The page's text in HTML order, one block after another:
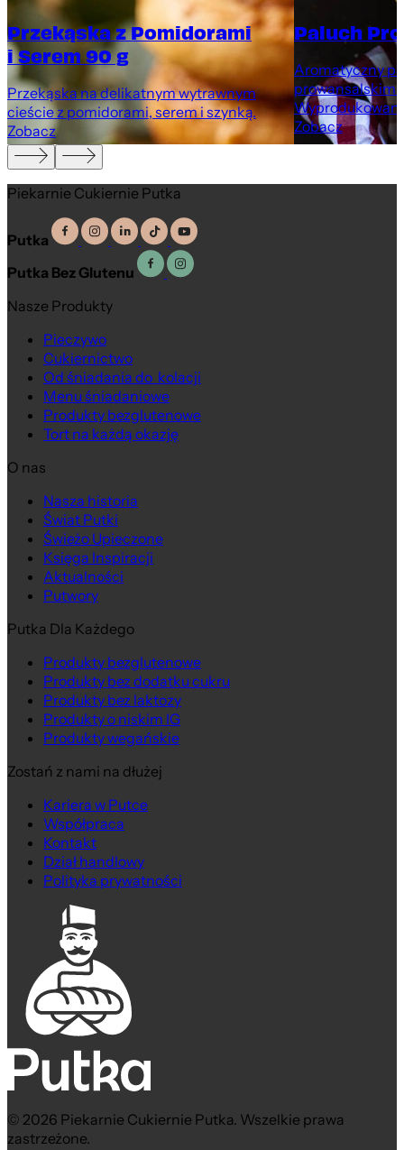
Przekąska z Pomidorami
i Serem 90 g
Przekąska na delikatnym wytrawnym
cieście z pomidorami, serem i szynką.
Zobacz
Paluch
Aromatyczny
prowansalskimi
Zobacz
Piekarnie Cukiernie Putka
Putka
Putka Bez Glutenu
Nasze Produkty
Pieczywo
Cukiernictwo
Od śniadania do kolacji
Menu śniadaniowe
Produkty bezglutenowe
Tort na każdą okazję
O nas
Nasza historia
Świat Putki
Świeżo Upieczone
Księga Inspiracji
Aktualności
Putwory
Putka Dla Każdego
Produkty bezglutenowe
Produkty bez dodatku cukru
Produkty bez laktozy
Produkty o niskim IG
Produkty wegańskie
Zostań z nami na dłużej
Kariera w Putce
Współpraca
Kontakt
Dział handlowy
Polityka prywatności
© 2026 Piekarnie Cukiernie Putka. Wszelkie prawa
zastrzeżone.